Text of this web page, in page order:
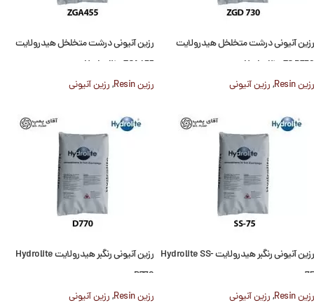
رزین آنیونی درشت متخلخل هیدرولایت
Hydrolite ZG D730
رزین Resin
,رزین آنیونی
رزین آنیونی درشت متخلخل هیدرولایت
Hydrolite ZGA455
رزین Resin
,رزین آنیونی
رزین آنیونی رنگبر هیدرولایت Hydrolite SS-
75
رزین Resin
,رزین آنیونی
رزین آنیونی رنگبر هیدرولایت Hydrolite
D770
رزین Resin
,رزین آنیونی